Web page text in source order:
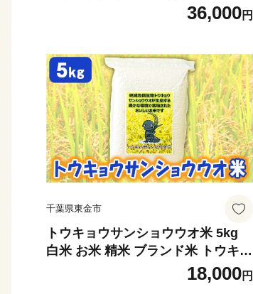
具 ソフトタイプ 描きやすい 初心者
つやアリ やわらかい なめらか ベタ
画風 アート制作 絵画教室 大人の 趣
味 イラスト イラストレーション 細
密画 趣味 バニーコルアート 千葉 東
金
36,000円
千葉県東金市
トウキョウサンショウウオ米 5kg
白米 お米 精米 ブランド米 トウキョ
ウサンショウウオ okome kome 環
境保全型農業 環境にやさしい米づ
18,000円